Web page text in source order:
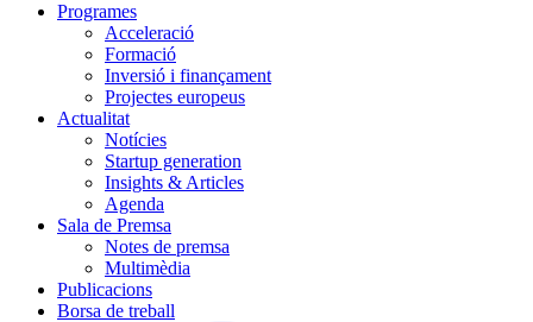
Programes
Acceleració
Formació
Inversió i finançament
Projectes europeus
Actualitat
Notícies
Startup generation
Insights & Articles
Agenda
Sala de Premsa
Notes de premsa
Multimèdia
Publicacions
Borsa de treball